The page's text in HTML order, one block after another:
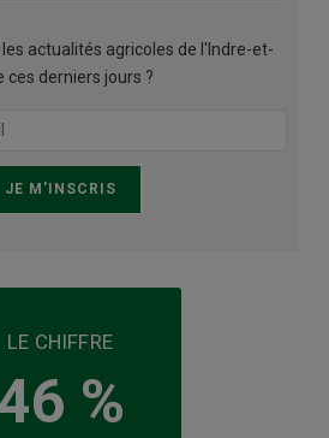
les actualités agricoles de l'Indre-et-
ces derniers jours ?
LE CHIFFRE
%